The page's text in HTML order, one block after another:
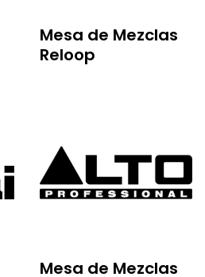
Mesa de Mezclas
Reloop
Mesa de Mezclas